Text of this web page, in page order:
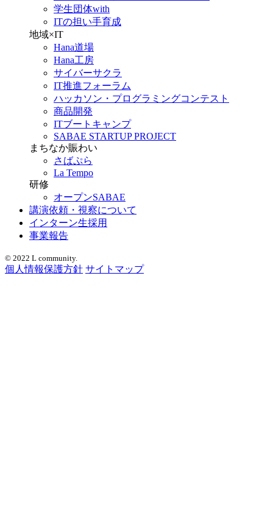
学生団体with
ITの担い手育成
地域×IT
Hana道場
Hana工房
サイバーサクラ
IT推進フォーラム
ハッカソン・プログラミングコンテスト
商品開発
ITブートキャンプ
SABAE STARTUP PROJECT
まちなか賑わい
さばぷら
La Tempo
研修
オープンSABAE
講演依頼・視察について
インターン生採用
事業報告
© 2022 L community.
個人情報保護方針 サイトマップ